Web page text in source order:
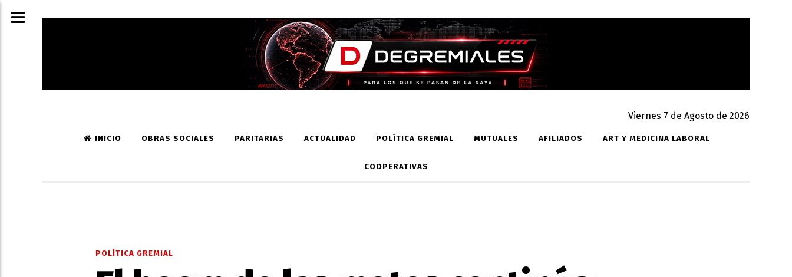
Viernes 7 de Agosto de 2026
INICIO OBRAS SOCIALES PARITARIAS ACTUALIDAD POLÍTICA GREMIAL MUTUALES AFILIADOS ART Y MEDICINA LABORAL
COOPERATIVAS
POLÍTICA GREMIAL